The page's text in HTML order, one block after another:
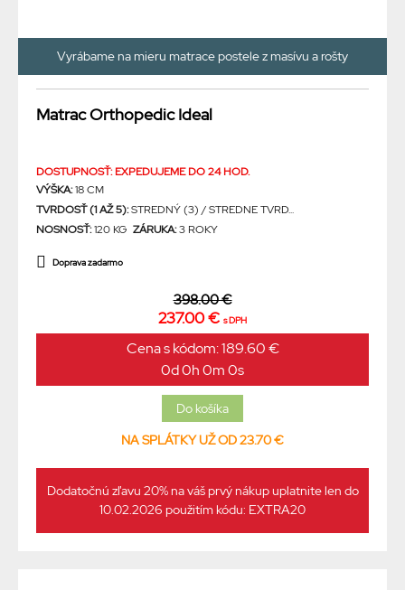
Vyrábame na mieru matrace postele z masívu a rošty
Matrac Orthopedic Ideal
DOSTUPNOSŤ: EXPEDUJEME DO 24 HOD.
VÝŠKA:18 CM
TVRDOSŤ (1 AŽ 5):STREDNÝ (3) / STREDNE TVRD...
NOSNOSŤ:120 KG ZÁRUKA:3 ROKY
Doprava zadarmo
398.00 €
237.00 € s DPH
Cena s kódom: 189.60 €
0d 0h 0m 0s
NA SPLÁTKY UŽ OD 23.70 €
Dodatočnú zľavu 20% na váš prvý nákup uplatnite len do
10.02.2026 použitím kódu: EXTRA20